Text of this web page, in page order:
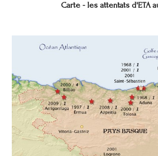
Carte - les attentats d'ETA